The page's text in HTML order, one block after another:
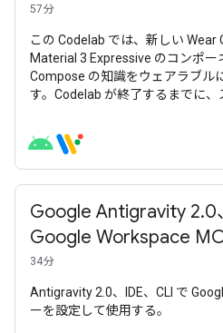
57分
この Codelab では、新しい Wear
Material 3 Expressive のコンポー
Compose の知識をウェアラブル
す。Codelab が終了するまでに、
を作成します。
Google Antigravity 2.0
Google Workspace
34分
Antigravity 2.0、IDE、CLI で
ーを設定して使用する。